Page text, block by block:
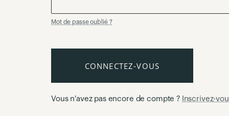
Mot de passe oublié ?
CONNECTEZ-VOUS
Vous n'avez pas encore de compte ? Inscrivez-